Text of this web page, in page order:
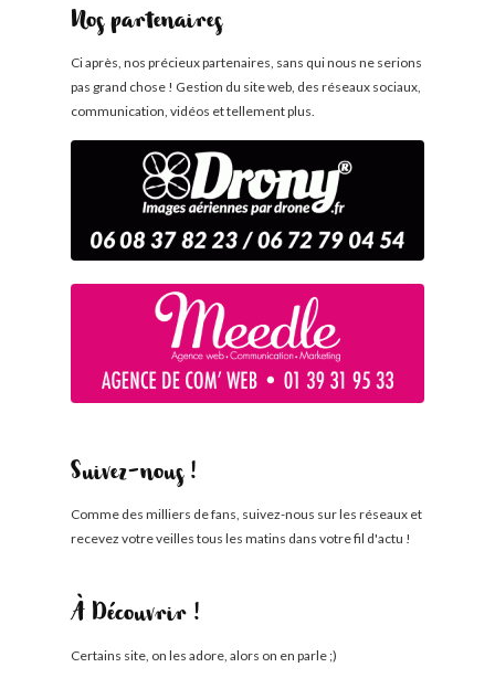
Nos partenaires
Ci après, nos précieux partenaires, sans qui nous ne serions
pas grand chose ! Gestion du site web, des réseaux sociaux,
communication, vidéos et tellement plus.
Suivez-nous !
Comme des milliers de fans, suivez-nous sur les réseaux et
recevez votre veilles tous les matins dans votre fil d'actu !
À Découvrir !
Certains site, on les adore, alors on en parle ;)